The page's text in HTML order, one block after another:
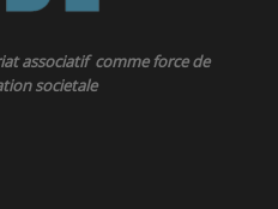
associatif comme force de
societale